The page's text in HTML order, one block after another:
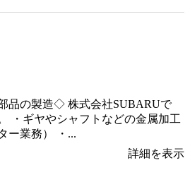
品の製造◇ 株式会社SUBARUで
・ギヤやシャフトなどの金属加工
ー業務） ・...
詳細を表示